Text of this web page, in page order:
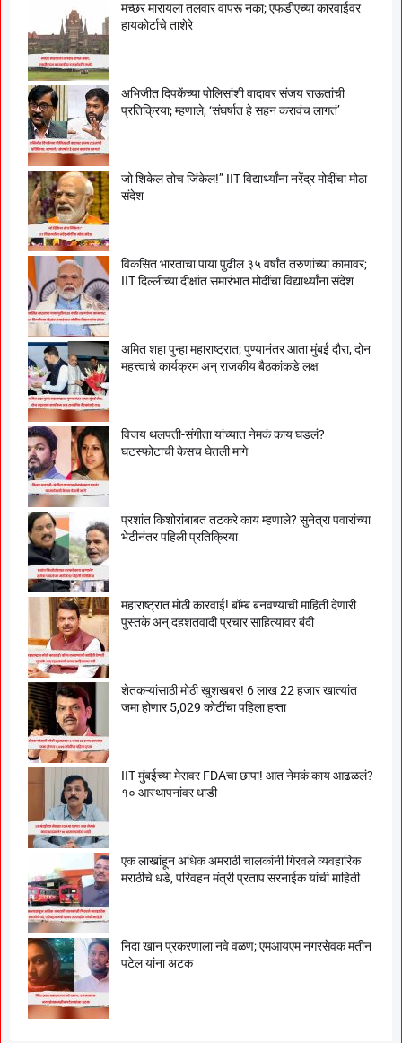
मच्छर मारायला तलवार वापरू नका; एफडीएच्या कारवाईवर
हायकोर्टाचे ताशेरे
अभिजीत दिपकेंच्या पोलिसांशी वादावर संजय राऊतांची
प्रतिक्रिया; म्हणाले, ‘संघर्षात हे सहन करावंच लागतं’
जो शिकेल तोच जिंकेल!” IIT विद्यार्थ्यांना नरेंद्र मोदींचा मोठा
संदेश
विकसित भारताचा पाया पुढील ३५ वर्षांत तरुणांच्या कामावर;
IIT दिल्लीच्या दीक्षांत समारंभात मोदींचा विद्यार्थ्यांना संदेश
अमित शहा पुन्हा महाराष्ट्रात; पुण्यानंतर आता मुंबई दौरा, दोन
महत्त्वाचे कार्यक्रम अन् राजकीय बैठकांकडे लक्ष
विजय थलपती-संगीता यांच्यात नेमकं काय घडलं?
घटस्फोटाची केसच घेतली मागे
प्रशांत किशोरांबाबत तटकरे काय म्हणाले? सुनेत्रा पवारांच्या
भेटीनंतर पहिली प्रतिक्रिया
महाराष्ट्रात मोठी कारवाई! बॉम्ब बनवण्याची माहिती देणारी
पुस्तके अन् दहशतवादी प्रचार साहित्यावर बंदी
शेतकऱ्यांसाठी मोठी खुशखबर! 6 लाख 22 हजार खात्यांत
जमा होणार 5,029 कोटींचा पहिला हप्ता
IIT मुंबईच्या मेसवर FDAचा छापा! आत नेमकं काय आढळलं?
१० आस्थापनांवर धाडी
एक लाखांहून अधिक अमराठी चालकांनी गिरवले व्यवहारिक
मराठीचे धडे, परिवहन मंत्री प्रताप सरनाईक यांची माहिती
निदा खान प्रकरणाला नवे वळण; एमआयएम नगरसेवक मतीन
पटेल यांना अटक